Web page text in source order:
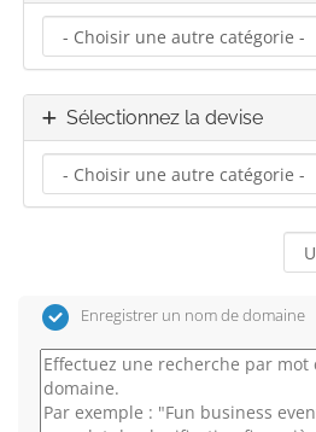
Sélectionnez la devise
Enregistrer un nom de domaine